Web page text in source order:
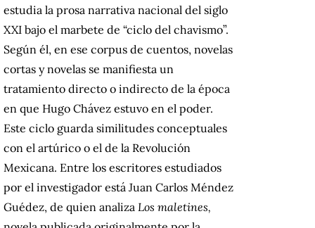
estudia la prosa narrativa nacional del siglo
XXI bajo el marbete de “ciclo del chavismo”.
Según él, en ese corpus de cuentos, novelas
cortas y novelas se manifiesta un
tratamiento directo o indirecto de la época
en que Hugo Chávez estuvo en el poder.
Este ciclo guarda similitudes conceptuales
con el artúrico o el de la Revolución
Mexicana. Entre los escritores estudiados
por el investigador está Juan Carlos Méndez
Guédez, de quien analiza Los maletines,